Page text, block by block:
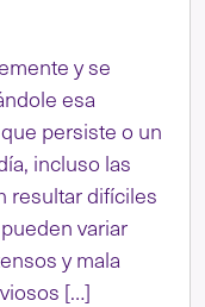
y se
esa
persiste o un
incluso las
resultar difíciles
variar
y mala
[…]